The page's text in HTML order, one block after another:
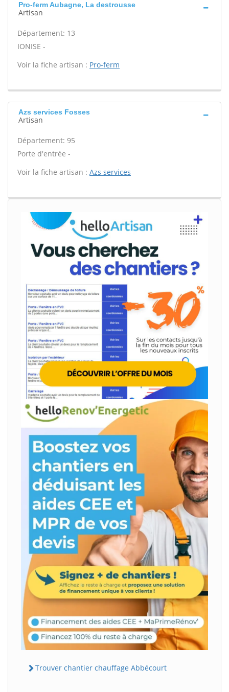
Pro-ferm Aubagne, La destrousse
Artisan
Département: 13
IONISE -
Voir la fiche artisan : Pro-ferm
Azs services Fosses
Artisan
Département: 95
Porte d'entrée -
Voir la fiche artisan : Azs services
Trouver chantier chauffage Abbécourt